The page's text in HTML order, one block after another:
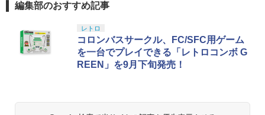
編集部のおすすめ記事
レトロ
コロンバスサークル、FC/SFC用ゲーム
を一台でプレイできる「レトロコンボ G
REEN」を9月下旬発売！